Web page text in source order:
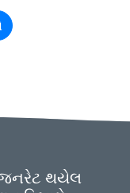
જનરેટ થયેલ